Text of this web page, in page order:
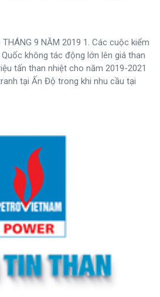
THÁNG 9 NĂM 2019 1. Các cuộc kiểm
không tác động lớn lên giá than
tấn than nhiệt cho năm 2019-2021
tại Ấn Độ trong khi nhu cầu tại